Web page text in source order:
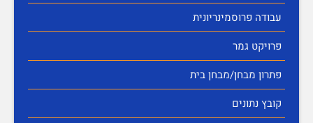
עבודה פרוסמינריונית
פרויקט גמר
פתרון מבחן/מבחן בית
קובץ נתונים